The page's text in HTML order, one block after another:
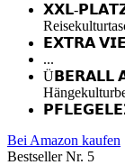
𝗫𝗫𝗟-
𝗘𝗫𝗧𝗥𝗔
...
Ü𝗕𝗘𝗥𝗔𝗟𝗟
Bei Amazon kaufen
Bestseller Nr. 5